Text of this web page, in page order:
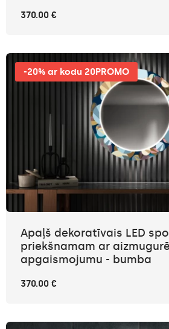
370.00 €
-20% ar kodu 20PROMO
Apaļš dekoratīvais LED
priekšnamam ar
apgaismojumu - bumba
370.00 €